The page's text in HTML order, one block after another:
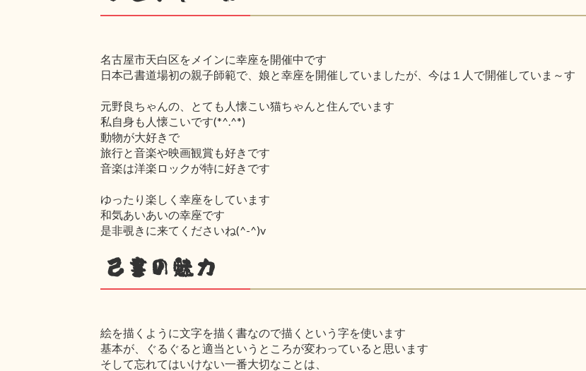
名古屋市天白区をメインに幸座を開催中です
日本己書道場初の親子師範で、娘と幸座を開催していましたが、今は１人で開催していま～す
元野良ちゃんの、とても人懐こい猫ちゃんと住んでいます
私自身も人懐こいです(*^.^*)
動物が大好きで
旅行と音楽や映画観賞も好きです
音楽は洋楽ロックが特に好きです
ゆったり楽しく幸座をしています
和気あいあいの幸座です
是非覗きに来てくださいね(^-^)v
己書の魅力
絵を描くように文字を描く書なので描くという字を使います
基本が、ぐるぐると適当というところが変わっていると思います
そして忘れてはいけない一番大切なことは、